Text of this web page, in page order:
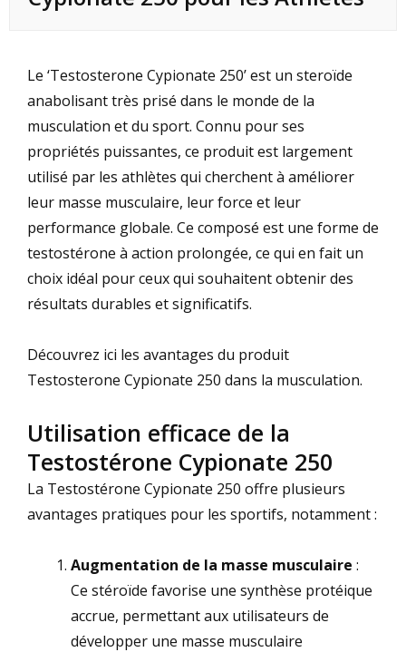
Le ‘Testosterone Cypionate 250’ est un steroïde
anabolisant très prisé dans le monde de la
musculation et du sport. Connu pour ses
propriétés puissantes, ce produit est largement
utilisé par les athlètes qui cherchent à améliorer
leur masse musculaire, leur force et leur
performance globale. Ce composé est une forme de
testostérone à action prolongée, ce qui en fait un
choix idéal pour ceux qui souhaitent obtenir des
résultats durables et significatifs.
Découvrez ici les avantages du produit
Testosterone Cypionate 250 dans la musculation.
Utilisation efficace de la
Testostérone Cypionate 250
La Testostérone Cypionate 250 offre plusieurs
avantages pratiques pour les sportifs, notamment :
Augmentation de la masse musculaire :
Ce stéroïde favorise une synthèse protéique
accrue, permettant aux utilisateurs de
développer une masse musculaire